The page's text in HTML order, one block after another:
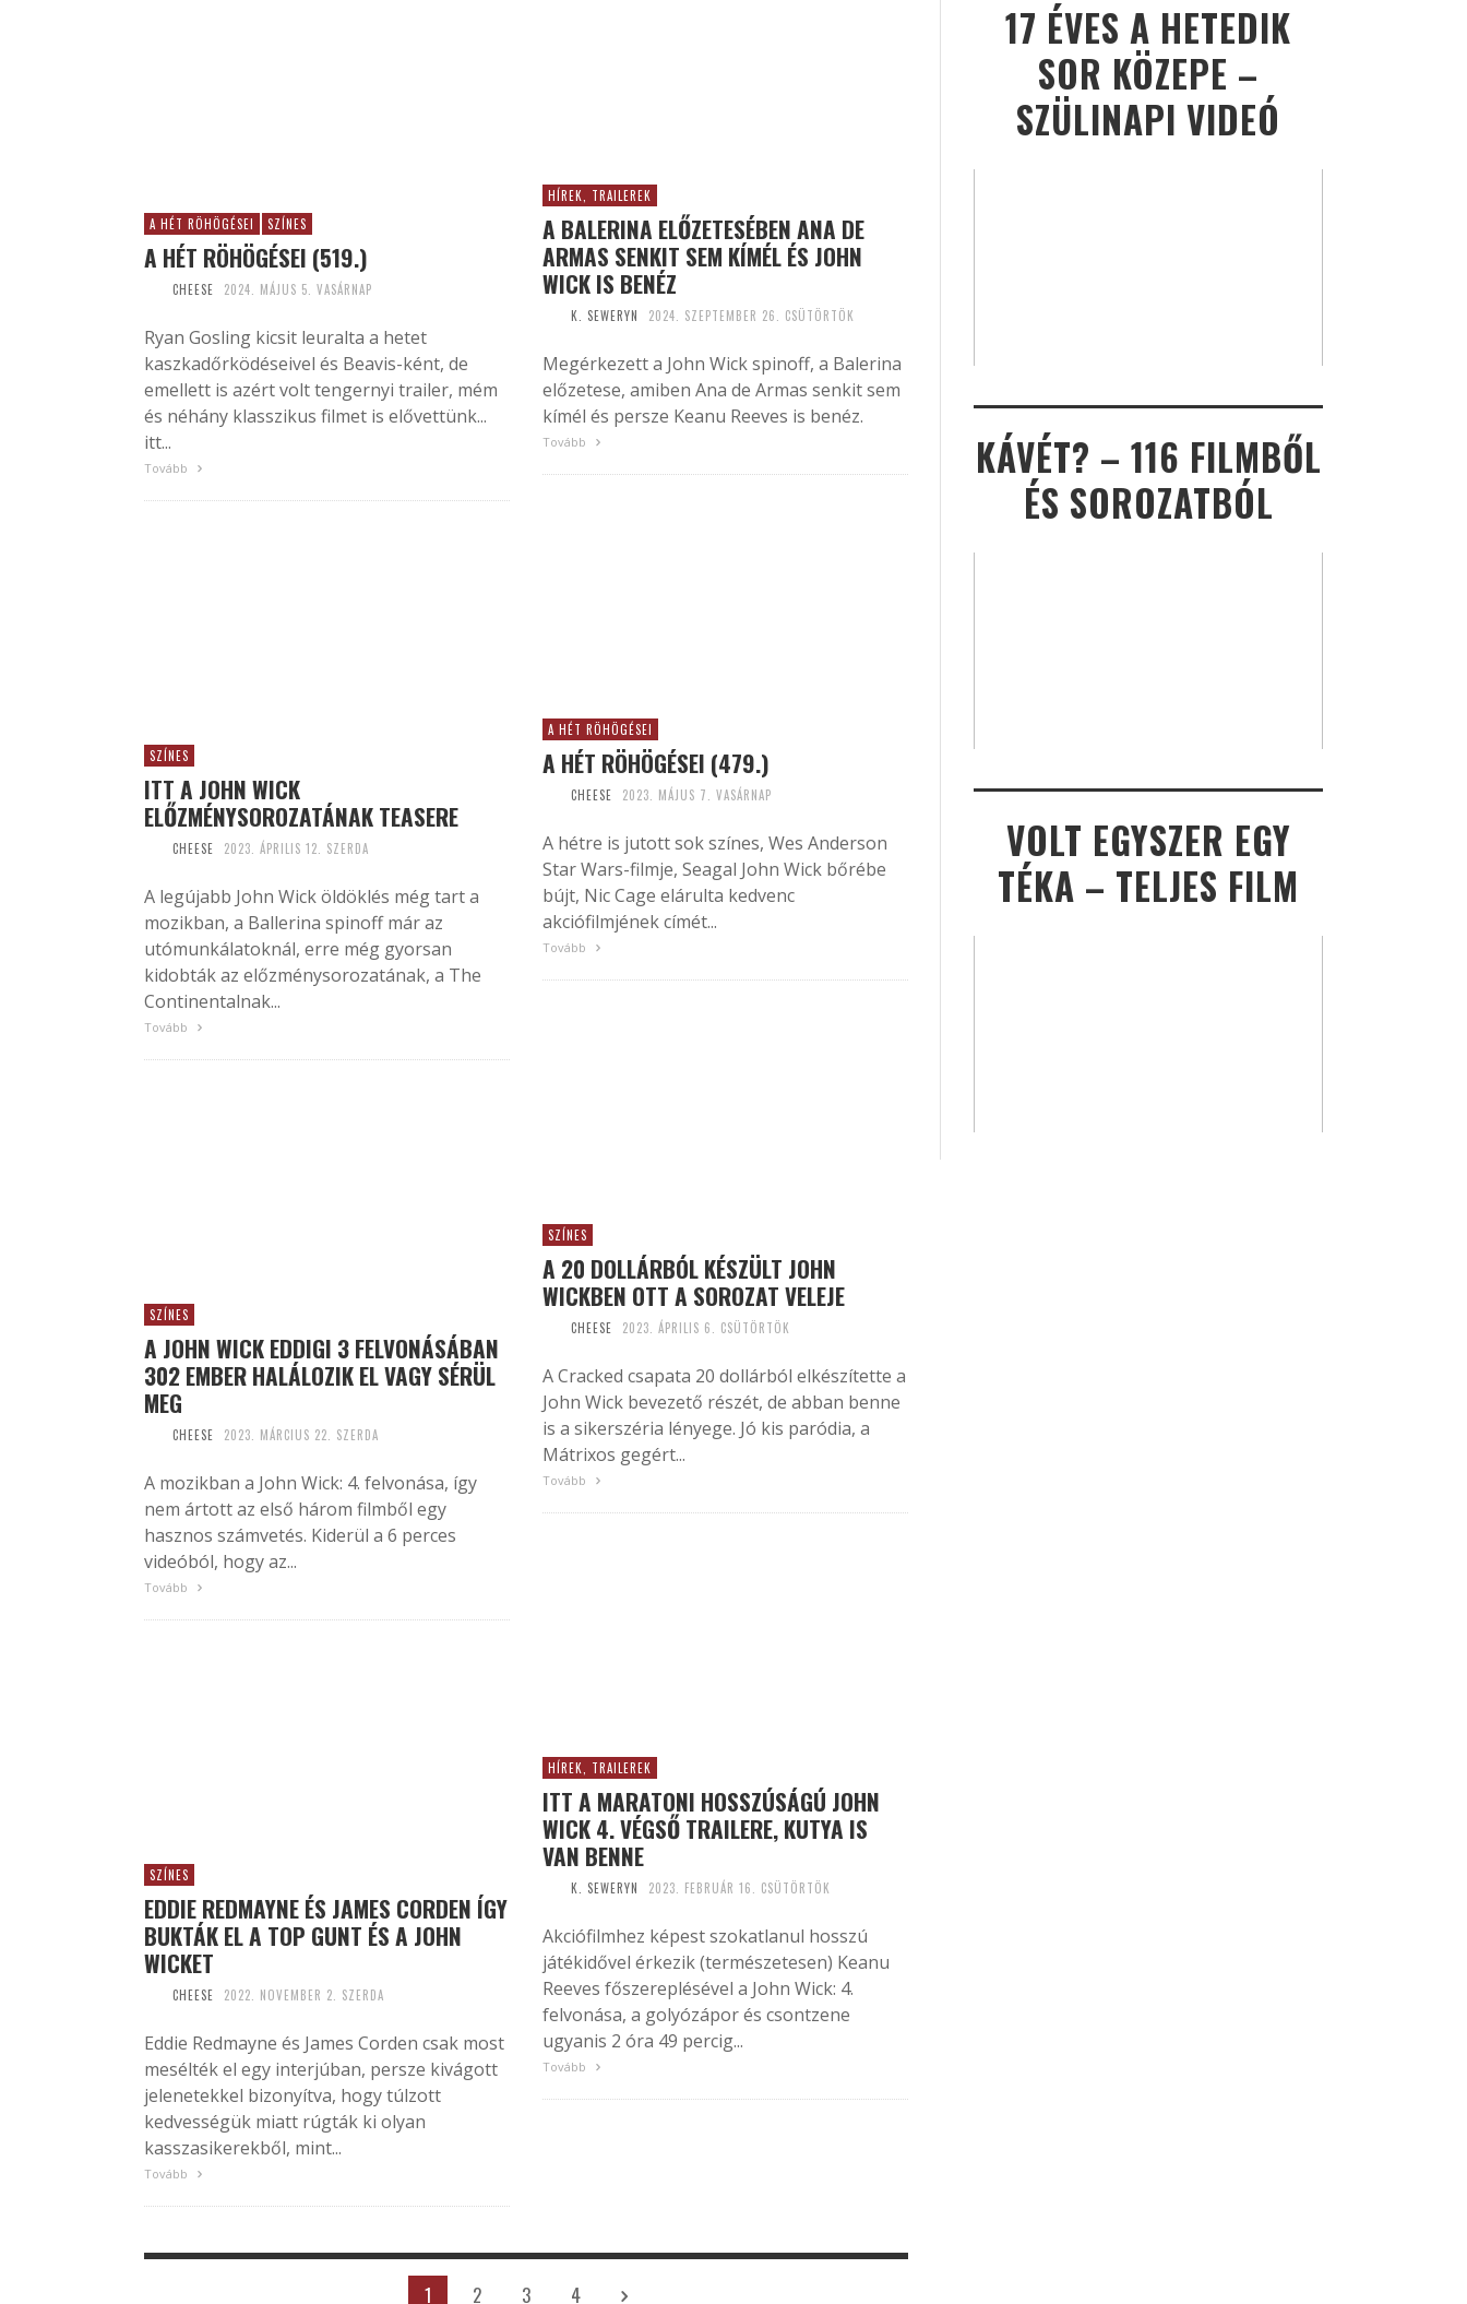
HÍREK, TRAILEREK
A BALERINA ELŐZETESÉBEN ANA DE
ARMAS SENKIT SEM KÍMÉL ÉS JOHN
WICK IS BENÉZ
K. SEWERYN 2024. SZEPTEMBER 26. CSÜTÖRTÖK
Megérkezett a John Wick spinoff, a Balerina
előzetese, amiben Ana de Armas senkit sem
kímél és persze Keanu Reeves is benéz.
Tovább
A HÉT RÖHÖGÉSEI SZÍNES
A HÉT RÖHÖGÉSEI (519.)
CHEESE 2024. MÁJUS 5. VASÁRNAP
Ryan Gosling kicsit leuralta a hetet
kaszkadőrködéseivel és Beavis-ként, de
emellett is azért volt tengernyi trailer, mém
és néhány klasszikus filmet is elővettünk...
itt...
Tovább
A HÉT RÖHÖGÉSEI
A HÉT RÖHÖGÉSEI (479.)
CHEESE 2023. MÁJUS 7. VASÁRNAP
A hétre is jutott sok színes, Wes Anderson
Star Wars-filmje, Seagal John Wick bőrébe
bújt, Nic Cage elárulta kedvenc
akciófilmjének címét...
Tovább
SZÍNES
ITT A JOHN WICK
ELŐZMÉNYSOROZATÁNAK TEASERE
CHEESE 2023. ÁPRILIS 12. SZERDA
A legújabb John Wick öldöklés még tart a
mozikban, a Ballerina spinoff már az
utómunkálatoknál, erre még gyorsan
kidobták az előzménysorozatának, a The
Continentalnak...
Tovább
SZÍNES
A 20 DOLLÁRBÓL KÉSZÜLT JOHN
WICKBEN OTT A SOROZAT VELEJE
CHEESE 2023. ÁPRILIS 6. CSÜTÖRTÖK
A Cracked csapata 20 dollárból elkészítette a
John Wick bevezető részét, de abban benne
is a sikerszéria lényege. Jó kis paródia, a
Mátrixos gegért...
Tovább
SZÍNES
A JOHN WICK EDDIGI 3 FELVONÁSÁBAN
302 EMBER HALÁLOZIK EL VAGY SÉRÜL
MEG
CHEESE 2023. MÁRCIUS 22. SZERDA
A mozikban a John Wick: 4. felvonása, így
nem ártott az első három filmből egy
hasznos számvetés. Kiderül a 6 perces
videóból, hogy az...
Tovább
HÍREK, TRAILEREK
ITT A MARATONI HOSSZÚSÁGÚ JOHN
WICK 4. VÉGSŐ TRAILERE, KUTYA IS
VAN BENNE
K. SEWERYN 2023. FEBRUÁR 16. CSÜTÖRTÖK
Akciófilmhez képest szokatlanul hosszú
játékidővel érkezik (természetesen) Keanu
Reeves főszereplésével a John Wick: 4.
felvonása, a golyózápor és csontzene
ugyanis 2 óra 49 percig...
Tovább
SZÍNES
EDDIE REDMAYNE ÉS JAMES CORDEN ÍGY
BUKTÁK EL A TOP GUNT ÉS A JOHN
WICKET
CHEESE 2022. NOVEMBER 2. SZERDA
Eddie Redmayne és James Corden csak most
mesélték el egy interjúban, persze kivágott
jelenetekkel bizonyítva, hogy túlzott
kedvességük miatt rúgták ki olyan
kasszasikerekből, mint...
Tovább
1 2 3 4
17 ÉVES A HETEDIK
SOR KÖZEPE –
SZÜLINAPI VIDEÓ
KÁVÉT? – 116 FILMBŐL
ÉS SOROZATBÓL
VOLT EGYSZER EGY
TÉKA – TELJES FILM